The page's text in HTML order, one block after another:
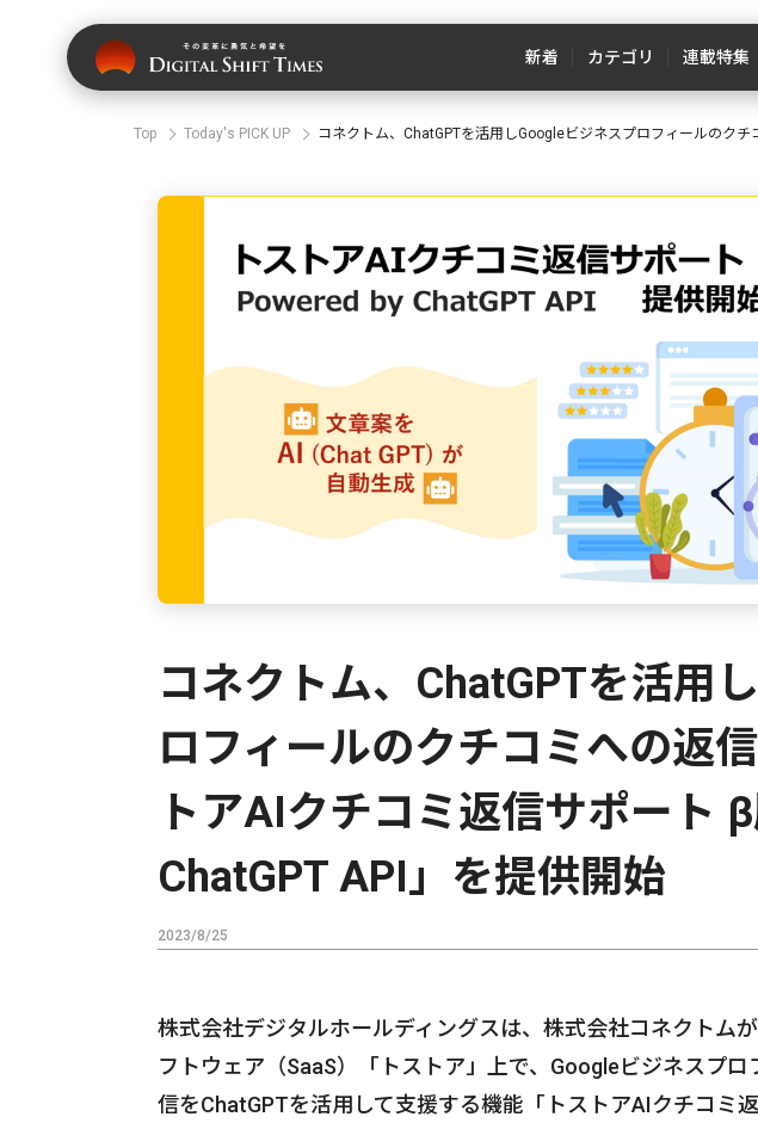
新着 カテゴリ 連載特集
Top Today's PICK UP コネクトム、ChatGPTを活用しGoogleビジネスプロフィールのク
コネクトム、ChatGPTを活用
ロフィールのクチコミへの返
トアAIクチコミ返信サポート
ChatGPT API」を提供開始
2023/8/25
株式会社デジタルホールディングスは、株式会社コネクトム
フトウェア（SaaS）「トストア」上で、Googleビジネスプ
信をChatGPTを活用して支援する機能「トストアAIクチコミ